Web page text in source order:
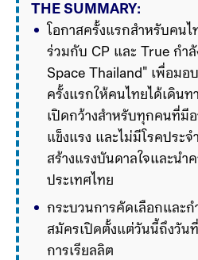
THE SUMMARY:
โอกาสครั้งแรกสำหรับคน
ร่วมกับ CP และ True กำ
Space Thailand" เพื่อมอ
ครั้งแรกให้คนไทยได้เดินท
เปิดกว้างสำหรับทุกคนที่มี
แข็งแรง และไม่มีโรคประ
สร้างแรงบันดาลใจและนำ
ประเทศไทย
กระบวนการคัดเลือกและก
สมัครเปิดตั้งแต่วันนี้ถึงวัน
รายการเรียลลิตี้จะเริ่มถ่าย